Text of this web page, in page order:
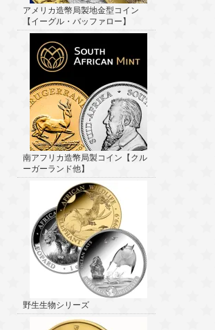
アメリカ造幣局製地金型コイン
【イーグル・バッファロー】
南アフリカ造幣局製コイン【クル
ーガーランド他】
野生生物シリーズ